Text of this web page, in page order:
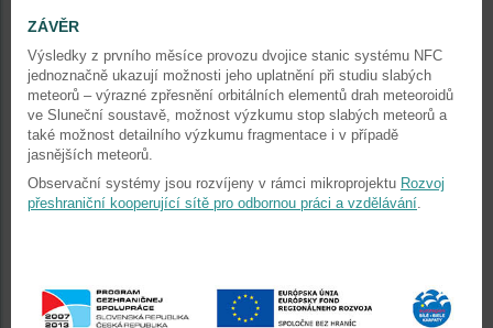
ZÁVĚR
Výsledky z prvního měsíce provozu dvojice stanic systému NFC
jednoznačně ukazují možnosti jeho uplatnění při studiu slabých
meteorů – výrazné zpřesnění orbitálních elementů drah meteoroidů
ve Sluneční soustavě, možnost výzkumu stop slabých meteorů a
také možnost detailního výzkumu fragmentace i v případě
jasnějších meteorů.
Observační systémy jsou rozvíjeny v rámci mikroprojektu Rozvoj
přeshraniční kooperující sítě pro odbornou práci a vzdělávání.